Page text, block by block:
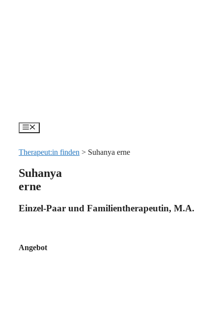
Menü
Therapeut:in finden > Suhanya erne
Suhanya
erne
Einzel-Paar und Familientherapeutin, M.A.
Angebot